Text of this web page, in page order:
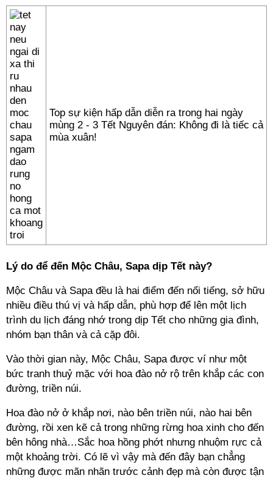
Top sự kiện hấp dẫn diễn ra trong hai ngày
mùng 2 - 3 Tết Nguyên đán: Không đi là tiếc cả
mùa xuân!
Lý do để đến Mộc Châu, Sapa dịp Tết này?
Mộc Châu và Sapa đều là hai điểm đến nổi tiếng, sở hữu
nhiều điều thú vị và hấp dẫn, phù hợp để lên một lịch
trình du lịch đáng nhớ trong dịp Tết cho những gia đình,
nhóm bạn thân và cả cặp đôi.
Vào thời gian này, Mộc Châu, Sapa được ví như một
bức tranh thuỷ mặc với hoa đào nở rộ trên khắp các con
đường, triền núi.
Hoa đào nở ở khắp nơi, nào bên triền núi, nào hai bên
đường, rồi xen kẽ cả trong những rừng hoa xinh cho đến
bên hông nhà…Sắc hoa hồng phớt nhưng nhuộm rực cả
một khoảng trời. Có lẽ vì vậy mà đến đây bạn chẳng
những được mãn nhãn trước cảnh đẹp mà còn được tận